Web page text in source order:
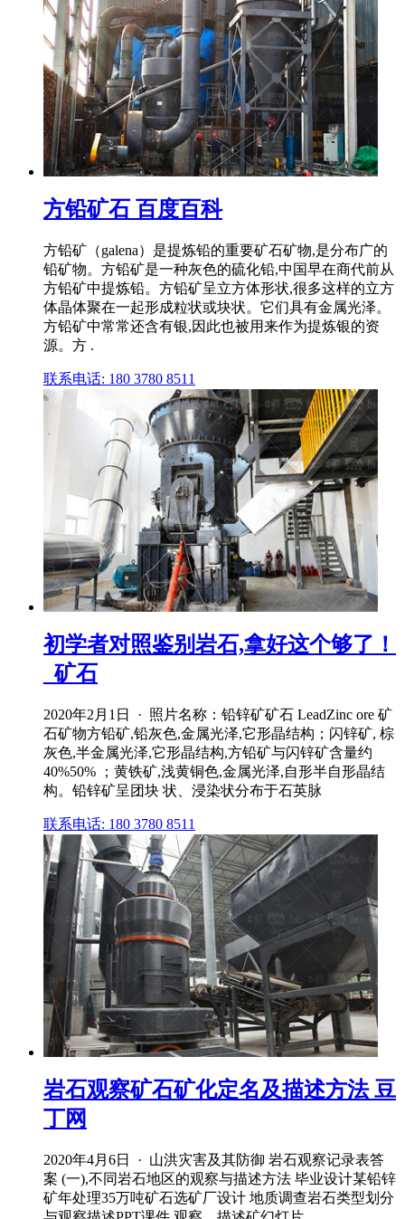
方铅矿石 百度百科
方铅矿（galena）是提炼铅的重要矿石矿物,是分布广的
铅矿物。方铅矿是一种灰色的硫化铅,中国早在商代前从
方铅矿中提炼铅。方铅矿呈立方体形状,很多这样的立方
体晶体聚在一起形成粒状或块状。它们具有金属光泽。
方铅矿中常常还含有银,因此也被用来作为提炼银的资
源。方 .
联系电话: 180 3780 8511
初学者对照鉴别岩石,拿好这个够了！
_矿石
2020年2月1日 · 照片名称：铅锌矿矿石 LeadZinc ore 矿
石矿物方铅矿,铅灰色,金属光泽,它形晶结构；闪锌矿, 棕
灰色,半金属光泽,它形晶结构,方铅矿与闪锌矿含量约
40%50% ；黄铁矿,浅黄铜色,金属光泽,自形半自形晶结
构。铅锌矿呈团块 状、浸染状分布于石英脉
联系电话: 180 3780 8511
岩石观察矿石矿化定名及描述方法 豆
丁网
2020年4月6日 · 山洪灾害及其防御 岩石观察记录表答
案 (一),不同岩石地区的观察与描述方法 毕业设计某铅锌
矿年处理35万吨矿石选矿厂设计 地质调查岩石类型划分